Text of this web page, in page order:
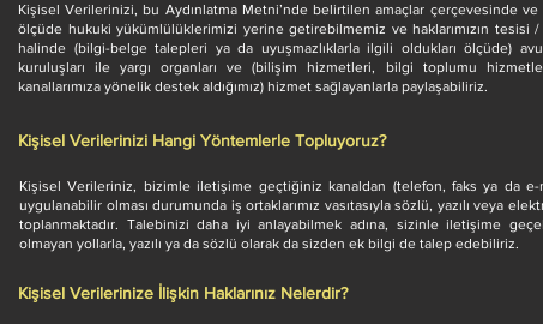
Kişisel Verilerinizi, bu Aydınlatma Metni’nde belirtilen amaçlar çerçevesinde
ölçüde hukuki yükümlülüklerimizi yerine getirebilmemiz ve haklarımızın tesisi /
halinde (bilgi-belge talepleri ya da uyuşmazlıklarla ilgili oldukları ölçüde)
kuruluşları ile yargı organları ve (bilişim hizmetleri, bilgi toplumu
kanallarımıza yönelik destek aldığımız) hizmet sağlayanlarla paylaşabiliriz.
Kişisel Verilerinizi Hangi Yöntemlerle Topluyoruz?
Kişisel Verileriniz, bizimle iletişime geçtiğiniz kanaldan (telefon, faks ya da e-
uygulanabilir olması durumunda iş ortaklarımız vasıtasıyla sözlü, yazılı veya
toplanmaktadır. Talebinizi daha iyi anlayabilmek adına, sizinle iletişime
olmayan yollarla, yazılı ya da sözlü olarak da sizden ek bilgi de talep edebiliriz.
Kişisel Verilerinize İlişkin Haklarınız Nelerdir?